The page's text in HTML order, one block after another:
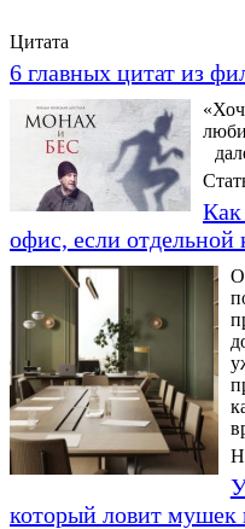
Цитата
6 главных цитат из
офис, если отдельной
который ловит